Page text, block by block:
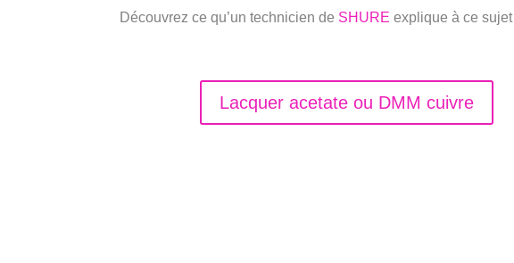
Découvrez ce qu’un technicien de SHURE explique à ce sujet
Lacquer acetate ou DMM cuivre